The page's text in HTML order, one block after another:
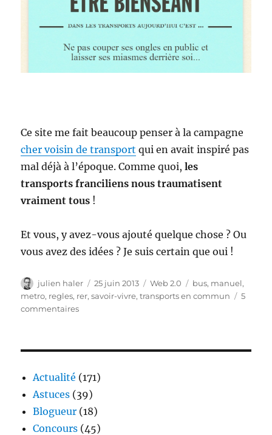
Ce site me fait beaucoup penser à la campagne
cher voisin de transport qui en avait inspiré pas
mal déjà à l’époque. Comme quoi,les
transports franciliens nous traumatisent
vraiment tous !
Et vous, y avez-vous ajouté quelque chose ? Ou
vous avez des idées ? Je suis certain que oui !
Auteur
julien haler
Publié
le
25 juin 2013 Catégories
Web 2.0 Étiquettes
bus, manuel,
metro, regles, rer,savoir-vivre,transports en commun
5
commentairessur
dans
les
transports
en
commun
Actualité (171)
Astuces (39)
Blogueur (18)
Concours (45)